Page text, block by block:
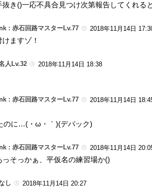
き()一応不具合見つけ次第報告してくれる
: 赤石回路マスターLv.77 2018年11月14日
ますゾ！
人Lv.32 2018年11月14日 18:38
: 赤石回路マスターLv.77 2018年11月14日
のに…(・ω・｀)(デバック)
: 赤石回路マスターLv.77 2018年11月14日
そっかぁ、平仮名の練習場か()
し 2018年11月14日 20:27